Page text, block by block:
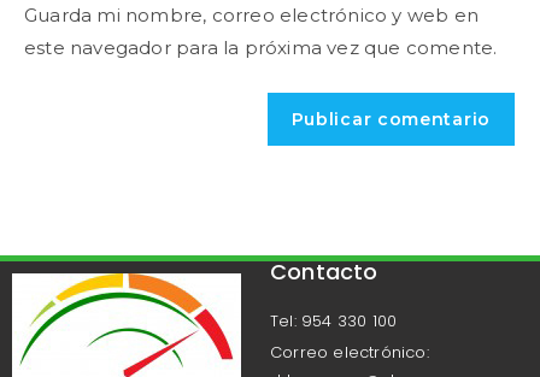
Guarda mi nombre, correo electrónico y web en
este navegador para la próxima vez que comente.
Contacto
Tel: 954 330 100
Correo electrónico: